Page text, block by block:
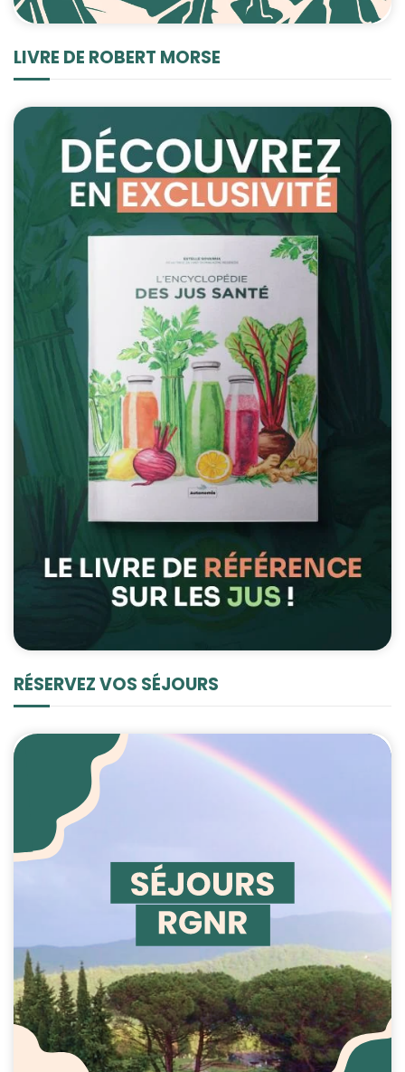
LIVRE DE ROBERT MORSE
RÉSERVEZ VOS SÉJOURS
du site Web,
en fonction
utilisé.
Experience
Afin que notre
site Web
fonctionne
aussi bien que
possible lors
de votre visite.
Si vous refusez
ces cookies,
certaines
fonctionnalités
disparaîtront
du site Web.
Marketing
En partageant
votre
comportement
lorsque vous
visitez notre
site, vous
augmentez les
voir du